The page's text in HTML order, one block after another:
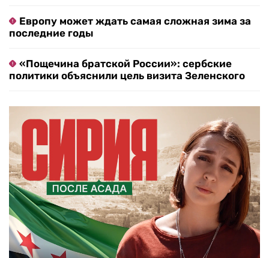
Европу может ждать самая сложная зима за
последние годы
«Пощечина братской России»: сербские
политики объяснили цель визита Зеленского